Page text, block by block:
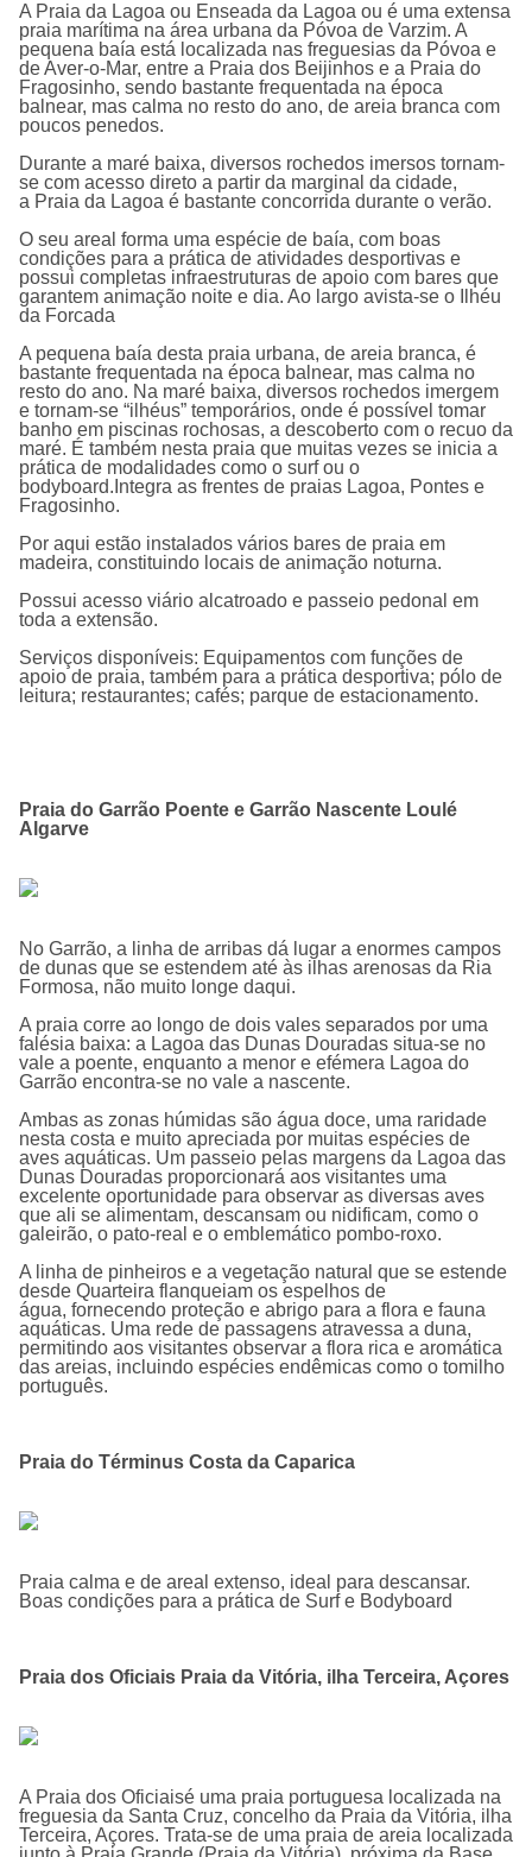
A Praia da Lagoa ou Enseada da Lagoa ou é uma extensa
praia marí­tima na área urbana da Póvoa de Varzim. A
pequena baí­a está localizada nas freguesias da Póvoa e
de Aver-o-Mar, entre a Praia dos Beijinhos e a Praia do
Fragosinho, sendo bastante frequentada na época
balnear, mas calma no resto do ano, de areia branca com
poucos penedos.
Durante a maré baixa, diversos rochedos imersos tornam-
se com acesso direto a partir da marginal da cidade,
a Praia da Lagoa é bastante concorrida durante o verão.
O seu areal forma uma espécie de baía, com boas
condições para a prática de atividades desportivas e
possui completas infraestruturas de apoio com bares que
garantem animação noite e dia. Ao largo avista-se o Ilhéu
da Forcada
A pequena baía desta praia urbana, de areia branca, é
bastante frequentada na época balnear, mas calma no
resto do ano. Na maré baixa, diversos rochedos imergem
e tornam-se “ilhéus” temporários, onde é possível tomar
banho em piscinas rochosas, a descoberto com o recuo da
maré. É também nesta praia que muitas vezes se inicia a
prática de modalidades como o surf ou o
bodyboard.Integra as frentes de praias Lagoa, Pontes e
Fragosinho.
Por aqui estão instalados vários bares de praia em
madeira, constituindo locais de animação noturna.
Possui acesso viário alcatroado e passeio pedonal em
toda a extensão.
Serviços disponíveis: Equipamentos com funções de
apoio de praia, também para a prática desportiva; pólo de
leitura; restaurantes; cafés; parque de estacionamento.
Praia do Garrão Poente e Garrão Nascente Loulé
Algarve
No Garrão, a linha de arribas dá lugar a enormes campos
de dunas que se estendem até às ilhas arenosas da Ria
Formosa, não muito longe daqui.
A praia corre ao longo de dois vales separados por uma
falésia baixa: a Lagoa das Dunas Douradas situa-se no
vale a poente, enquanto a menor e efémera Lagoa do
Garrão encontra-se no vale a nascente.
Ambas as zonas húmidas são água doce, uma raridade
nesta costa e muito apreciada por muitas espécies de
aves aquáticas. Um passeio pelas margens da Lagoa das
Dunas Douradas proporcionará aos visitantes uma
excelente oportunidade para observar as diversas aves
que ali se alimentam, descansam ou nidificam, como o
galeirão, o pato-real e o emblemático pombo-roxo.
A linha de pinheiros e a vegetação natural que se estende
desde Quarteira flanqueiam os espelhos de
água, fornecendo proteção e abrigo para a flora e fauna
aquáticas. Uma rede de passagens atravessa a duna,
permitindo aos visitantes observar a flora rica e aromática
das areias, incluindo espécies endêmicas como o tomilho
português.
Praia do Términus Costa da Caparica
Praia calma e de areal extenso, ideal para descansar.
Boas condições para a prática de Surf e Bodyboard
Praia dos Oficiais Praia da Vitória, ilha Terceira, Açores
A Praia dos Oficiaisé uma praia portuguesa localizada na
freguesia da Santa Cruz, concelho da Praia da Vitória, ilha
Terceira, Açores. Trata-se de uma praia de areia localizada